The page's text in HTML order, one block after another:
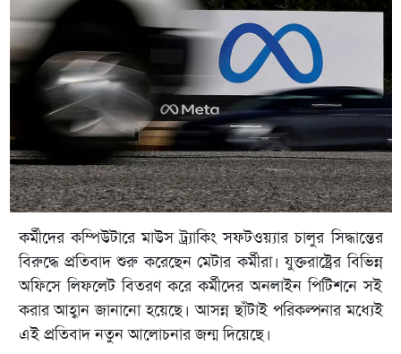
কর্মীদের কম্পিউটারে মাউস ট্র্যাকিং সফটওয়্যার চালুর সিদ্ধান্তের
বিরুদ্ধে প্রতিবাদ শুরু করেছেন মেটার কর্মীরা। যুক্তরাষ্ট্রের বিভিন্ন
অফিসে লিফলেট বিতরণ করে কর্মীদের অনলাইন পিটিশনে সই
করার আহ্বান জানানো হয়েছে। আসন্ন ছাঁটাই পরিকল্পনার মধ্যেই
এই প্রতিবাদ নতুন আলোচনার জন্ম দিয়েছে।